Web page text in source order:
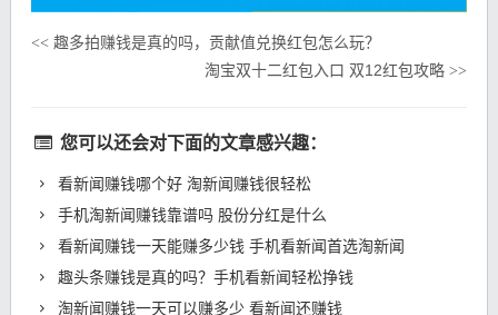
<<趣多拍赚钱是真的吗，贡献值兑换红包怎么玩？
淘宝双十二红包入口 双12红包攻略>>
您可以还会对下面的文章感兴趣：
看新闻赚钱哪个好 淘新闻赚钱很轻松
手机淘新闻赚钱靠谱吗 股份分红是什么
看新闻赚钱一天能赚多少钱 手机看新闻首选淘新闻
趣头条赚钱是真的吗？手机看新闻轻松挣钱
淘新闻赚钱一天可以赚多少 看新闻还赚钱